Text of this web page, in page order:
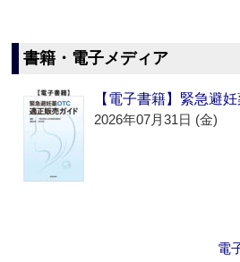
書籍・電子メディア
【電子書籍】緊急避
2026年07月31日 (金)
電